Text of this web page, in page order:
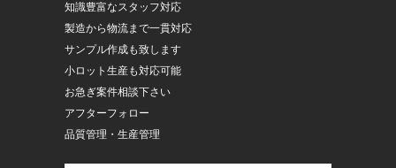
知識豊富なスタッフ対応
製造から物流まで一貫対応
サンプル作成も致します
小ロット生産も対応可能
お急ぎ案件相談下さい
アフターフォロー
品質管理・生産管理